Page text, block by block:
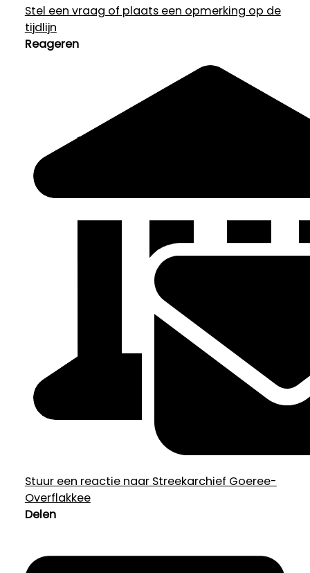
Stel een vraag of plaats een opmerking op de
tijdlijn
Reageren
Stuur een reactie naar Streekarchief Goeree-
Overflakkee
Delen